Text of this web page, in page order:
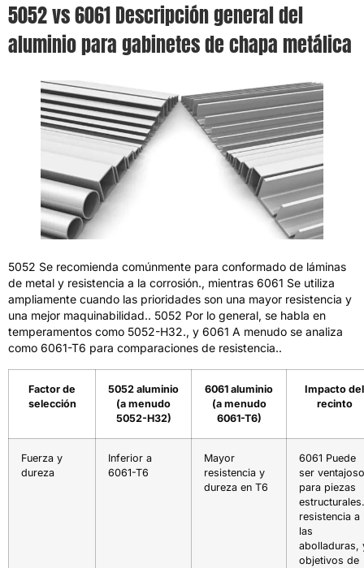
5052 vs 6061 Descripción general del
aluminio para gabinetes de chapa metálica
5052 Se recomienda comúnmente para conformado de láminas
de metal y resistencia a la corrosión., mientras 6061 Se utiliza
ampliamente cuando las prioridades son una mayor resistencia y
una mejor maquinabilidad.. 5052 Por lo general, se habla en
temperamentos como 5052-H32., y 6061 A menudo se analiza
como 6061-T6 para comparaciones de resistencia..
Factor de
selección
5052 aluminio
(a menudo
5052-H32)
6061 aluminio
(a menudo
6061-T6)
Impacto del
recinto
Fuerza y ​​
dureza
Inferior a
6061-T6
Mayor
resistencia y
dureza en T6
6061 Puede
ser ventajoso
para piezas
resistencia a
las
abolladuras,
objetivos de